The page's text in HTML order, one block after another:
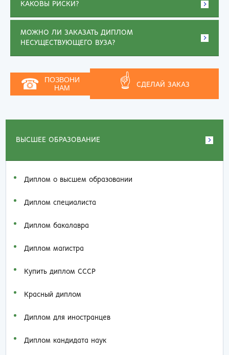
ВЫСШЕЕ ОБРАЗОВАНИЕ
Диплом о высшем образовании
Диплом специалиста
Диплом бакалавра
Диплом магистра
Купить диплом СССР
Красный диплом
Диплом для иностранцев
Диплом кандидата наук
КАКОВЫ РИСКИ?
МОЖНО ЛИ ЗАКАЗАТЬ ДИПЛОМ
НЕСУЩЕСТВУЮЩЕГО ВУЗА?
☎
ПОЗВОНИ
НАМ
☝ СДЕЛАЙ ЗАКАЗ